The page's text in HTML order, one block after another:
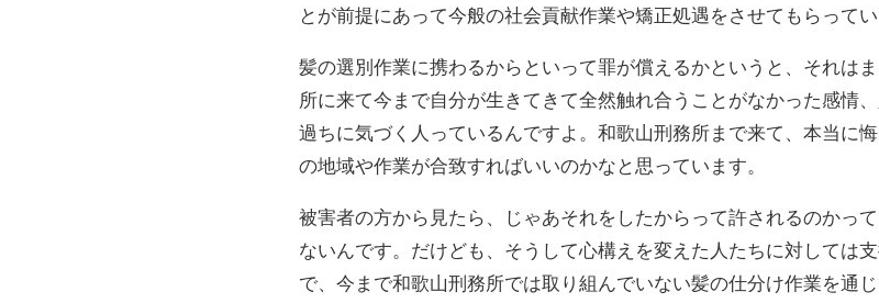
とが前提にあって今般の社会貢献作業や矯正処遇をさせてもらってい
髪の選別作業に携わるからといって罪が償えるかというと、それは
所に来て今まで自分が生きてきて全然触れ合うことがなかった感情
過ちに気づく人っているんですよ。和歌山刑務所まで来て、本当に
の地域や作業が合致すればいいのかなと思っています。
被害者の方から見たら、じゃあそれをしたからって許されるのかっ
ないんです。だけども、そうして心構えを変えた人たちに対しては
で、今まで和歌山刑務所では取り組んでいない髪の仕分け作業を通